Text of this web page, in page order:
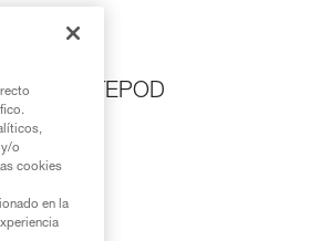
LITEPOD
o
cookies
en la